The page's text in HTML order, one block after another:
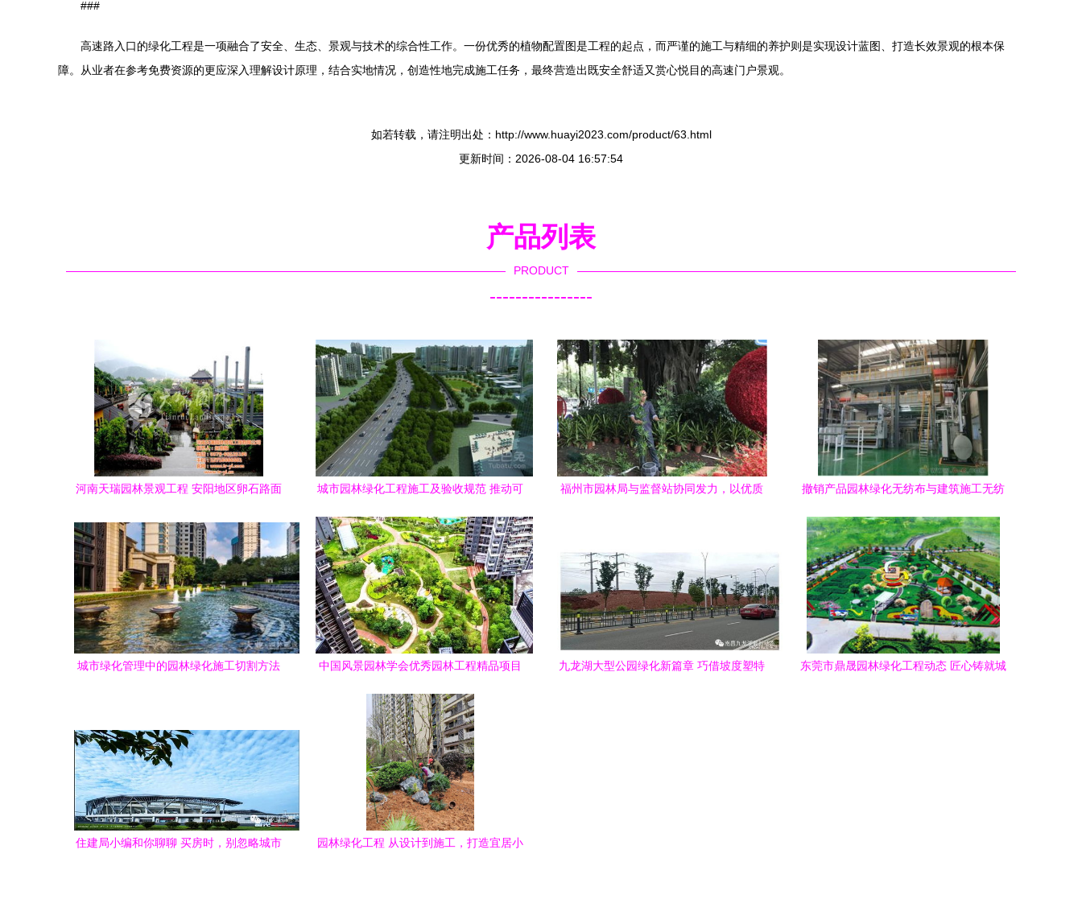
###
高速路入口的绿化工程是一项融合了安全、生态、景观与技术的综合性工作。一份优秀的植物配置图是工程的起点，而严谨的施工与精细的养护则是实现设计蓝图、打造长效景观的根本保
障。从业者在参考免费资源的更应深入理解设计原理，结合实地情况，创造性地完成施工任务，最终营造出既安全舒适又赏心悦目的高速门户景观。
如若转载，请注明出处：http://www.huayi2023.com/product/63.html
更新时间：2026-08-04 16:57:54
产品列表
PRODUCT
----------------
河南天瑞园林景观工程 安阳地区卵石路面
城市园林绿化工程施工及验收规范 推动可
福州市园林局与监督站协同发力，以优质
撤销产品园林绿化无纺布与建筑施工无纺
城市绿化管理中的园林绿化施工切割方法
中国风景园林学会优秀园林工程精品项目
九龙湖大型公园绿化新篇章 巧借坡度塑特
东莞市鼎晟园林绿化工程动态 匠心铸就城
住建局小编和你聊聊 买房时，别忽略城市
园林绿化工程 从设计到施工，打造宜居小